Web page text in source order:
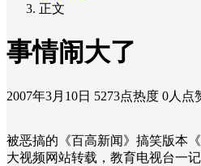
正文
事情闹大了
2007年3月10日 5273点热度 0人点
被恶搞的《百高新闻》搞笑版本
大视频网站转载，教育电视台一